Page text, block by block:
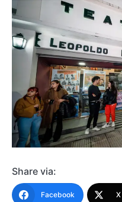
Share via:
Facebook